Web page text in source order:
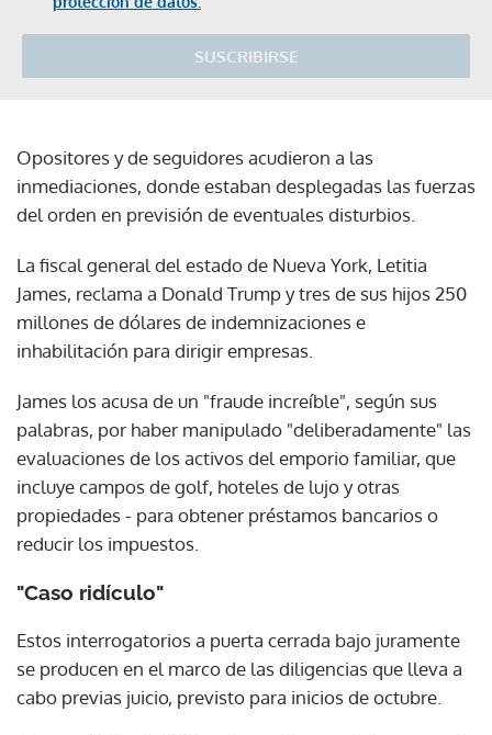
SUSCRIBIRSE
Opositores y de seguidores acudieron a las
inmediaciones, donde estaban desplegadas las fuerzas
del orden en previsión de eventuales disturbios.
La fiscal general del estado de Nueva York, Letitia
James, reclama a Donald Trump y tres de sus hijos 250
millones de dólares de indemnizaciones e
inhabilitación para dirigir empresas.
James los acusa de un "fraude increíble", según sus
palabras, por haber manipulado "deliberadamente" las
evaluaciones de los activos del emporio familiar, que
incluye campos de golf, hoteles de lujo y otras
propiedades - para obtener préstamos bancarios o
reducir los impuestos.
"Caso ridículo"
Estos interrogatorios a puerta cerrada bajo juramente
se producen en el marco de las diligencias que lleva a
cabo previas juicio, previsto para inicios de octubre.